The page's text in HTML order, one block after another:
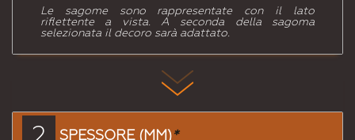
Le sagome sono rappresentate con il lato
riflettente a vista. A seconda della sagoma
selezionata il decoro sarà adattato.
SPESSORE (MM)*